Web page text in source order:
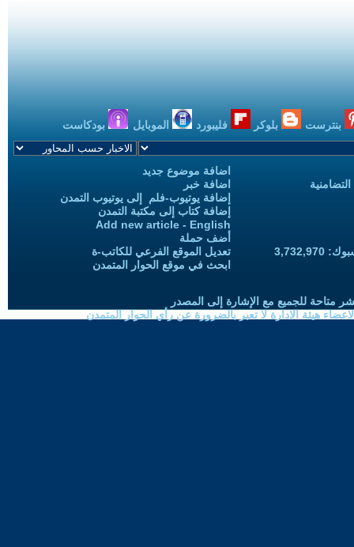
بنترست بلوكر فليبورد الموبايل بودكاست
اضافة موضوع جديد
اضافة خبر
إضافة يوتيوب-فلم إلى يوتيوب التمدن
إضافة كتاب إلى مكتبة التمدن
Add new article - English
أضف حملة
تعديل الموقع الفرعي للكاتب-ة
ابحث في موقع الحوار المتمدن
متاحة للجميع مع الإشارة إلى المصدر
هيئة الادارة لا تعبر بالضرورة عن رأي الحوار المتمدن